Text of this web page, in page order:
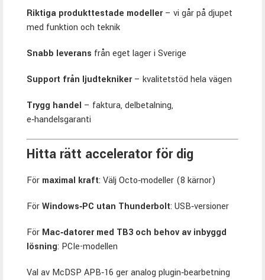
Riktiga produkttestade modeller– vi går på djupet
med funktion och teknik
Snabb leverans från eget lager i Sverige
Support från ljudtekniker– kvalitetstöd hela vägen
Trygg handel – faktura, delbetalning,
e‑handelsgaranti
Hitta rätt accelerator för dig
För maximal kraft: Välj Octo‑modeller (8 kärnor)
FörWindows‑PC utan Thunderbolt: USB‑versioner
För Mac‑datorer med TB3 och behov av inbyggd
lösning: PCIe-modellen
Val av McDSP APB‑16 ger analog plugin‑bearbetning